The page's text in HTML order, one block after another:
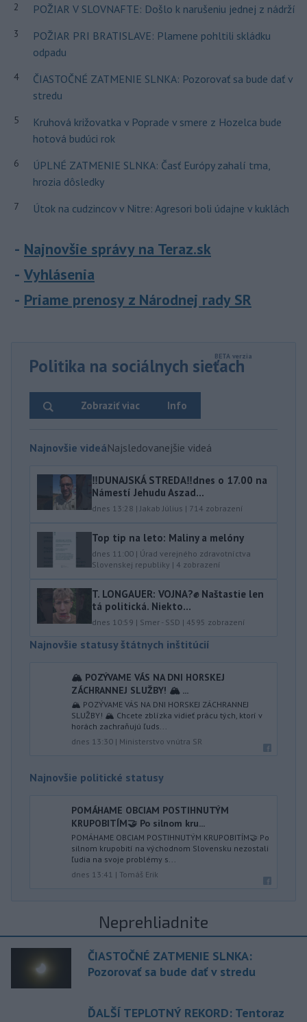
2 POŽIAR V SLOVNAFTE: Došlo k narušeniu jednej z nádrží
3
POŽIAR PRI BRATISLAVE: Plamene pohltili skládku
odpadu
4
ČIASTOČNÉ ZATMENIE SLNKA: Pozorovať sa bude dať v
stredu
5
Kruhová križovatka v Poprade v smere z Hozelca bude
hotová budúci rok
6
ÚPLNÉ ZATMENIE SLNKA: Časť Európy zahalí tma,
hrozia dôsledky
7 Útok na cudzincov v Nitre: Agresori boli údajne v kuklách
Najnovšie správy na Teraz.sk
Vyhlásenia
Priame prenosy z Národnej rady SR
Politika na sociálnych sieťach
Info
Zobraziť viac
Najnovšie videáNajsledovanejšie videá
‼️DUNAJSKÁ STREDA‼️dnes o 17.00 na
Námestí Jehudu Aszad...
dnes 13:28 |Jakab Július | 714 zobrazení
Top tip na leto: Maliny a melóny
dnes 11:00 | Úrad verejného zdravotníctva
Slovenskej republiky | 4 zobrazení
T. LONGAUER: VOJNA?✊ Naštastie len
tá politická. Niekto...
dnes 10:59 | Smer - SSD | 4595 zobrazení
Najnovšie statusy štátnych inštitúcií
🏔️ POZÝVAME VÁS NA DNI HORSKEJ
ZÁCHRANNEJ SLUŽBY! 🏔️ ...
🏔️ POZÝVAME VÁS NA DNI HORSKEJ ZÁCHRANNEJ
SLUŽBY! 🏔️ Chcete zblízka vidieť prácu tých, ktorí v
horách zachraňujú ľuds...
dnes 13:30 | Ministerstvo vnútra SR
Najnovšie politické statusy
POMÁHAME OBCIAM POSTIHNUTÝM
KRUPOBITÍM🤝 Po silnom kru...
POMÁHAME OBCIAM POSTIHNUTÝM KRUPOBITÍM🤝 Po
silnom krupobití na východnom Slovensku nezostali
ľudia na svoje problémy s...
dnes 13:41 | Tomáš Erik
Neprehliadnite
ČIASTOČNÉ ZATMENIE SLNKA:
Pozorovať sa bude dať v stredu
ĎALŠÍ TEPLOTNÝ REKORD: Tentoraz